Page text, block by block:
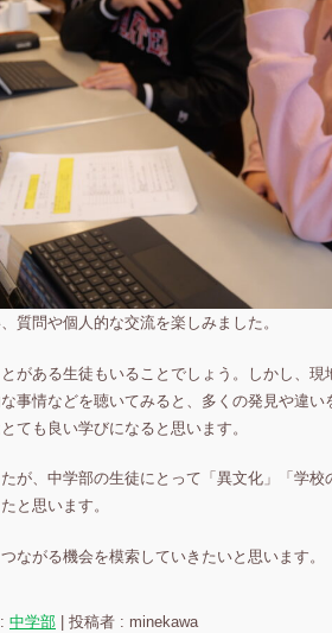
質問や個人的な交流を楽しみました。
がある生徒もいることでしょう。しかし、現
事情などを聴いてみると、多くの発見や違い
ても良い学びになると思います。
が、中学部の生徒にとって「異文化」「学校
と思います。
ながる機会を模索していきたいと思います。
中学部 投稿者 : minekawa